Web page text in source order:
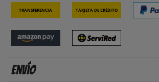
Transferencia Tarjeta de crédito
Envío